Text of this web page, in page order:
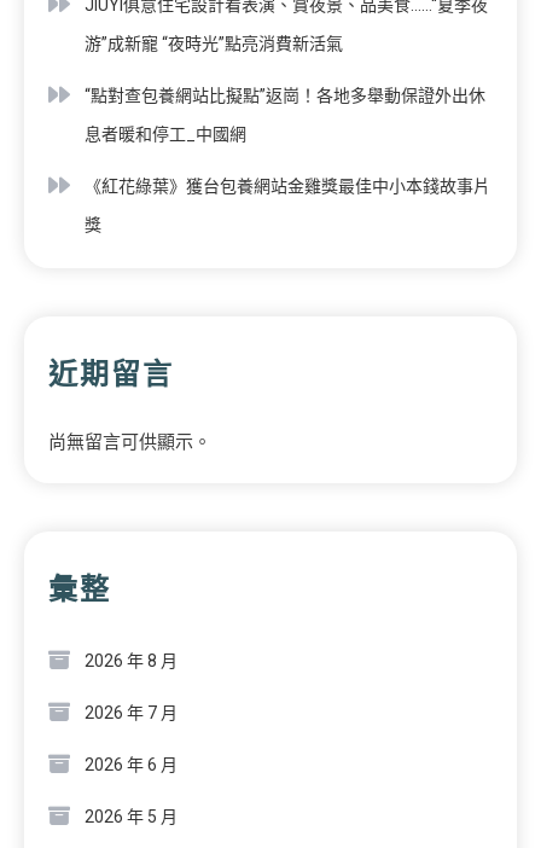
JIUYI俱意住宅設計看表演、賞夜景、品美食……“夏季夜
游”成新寵 “夜時光”點亮消費新活氣
“點對查包養網站比擬點”返崗！各地多舉動保證外出休
息者暖和停工_中國網
《紅花綠葉》獲台包養網站金雞獎最佳中小本錢故事片
獎
近期留言
尚無留言可供顯示。
彙整
2026 年 8 月
2026 年 7 月
2026 年 6 月
2026 年 5 月